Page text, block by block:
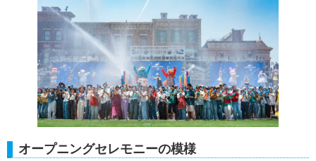
オープニングセレモニーの模様